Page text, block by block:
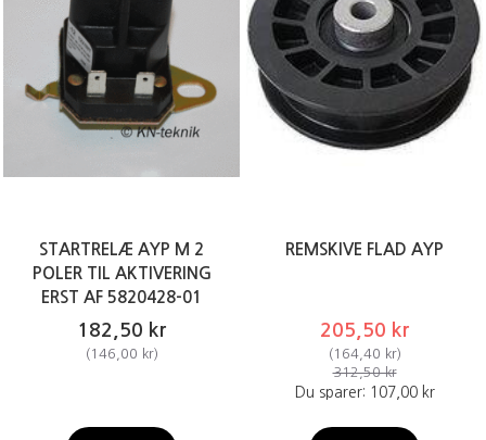
STARTRELÆ AYP M 2
POLER TIL AKTIVERING
ERST AF 5820428-01
182,50 kr
(146,00 kr)
REMSKIVE FLAD AYP
205,50 kr
(164,40 kr)
312,50 kr
Du sparer: 107,00 kr